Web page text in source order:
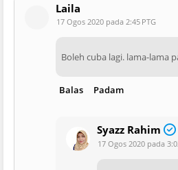
Laila
17 Ogos 2020 pada 2:45 PTG
Boleh cuba lagi. lama-lama
Balas Padam
Syazz Rahim
17 Ogos 2020 pada